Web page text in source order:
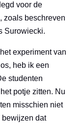
voor de
, zoals beschreven
Surowiecki.
het experiment van
heb ik een
studenten
potje zitten. Nu
misschien niet
bewijzen dat